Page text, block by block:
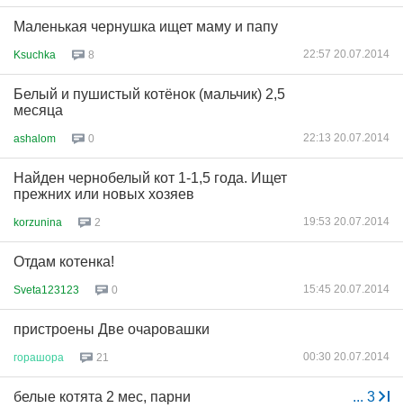
Маленькая чернушка ищет маму и папу
Ksuchka 8 22:57 20.07.2014
Белый и пушистый котёнок (мальчик) 2,5
месяца
ashalom 0 22:13 20.07.2014
Найден чернобелый кот 1-1,5 года. Ищет
прежних или новых хозяев
korzunina 2 19:53 20.07.2014
Отдам котенка!
Sveta123123 0 15:45 20.07.2014
пристроены Две очаровашки
горашора 21 00:30 20.07.2014
... 3
белые котята 2 мес, парни